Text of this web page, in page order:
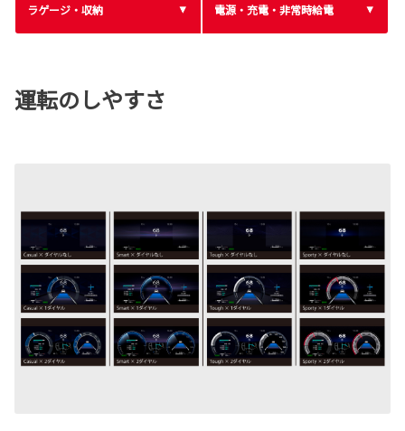
ラゲージ・収納 電源・充電・非常時給電
運転のしやすさ